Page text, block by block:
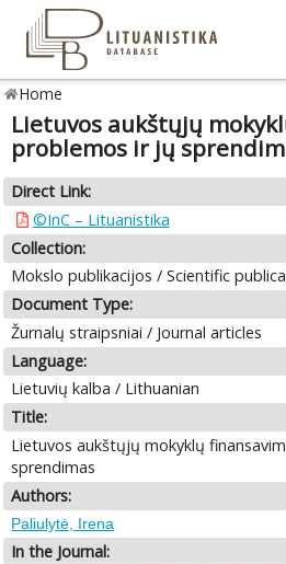
Home
Lietuvos aukštųjų
problemos ir jų
Direct Link:
©InC – Lituanistika
Collection:
Mokslo publikacijos / Scientific
Document Type:
Žurnalų straipsniai / Journal articles
Language:
Lietuvių kalba / Lithuanian
Title:
Lietuvos aukštųjų mokyklų
sprendimas
Authors:
Paliulytė, Irena
In the Journal: